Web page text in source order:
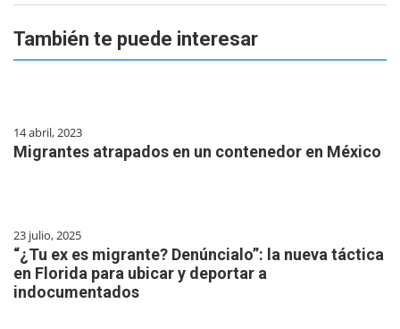
También te puede interesar
14 abril, 2023
Migrantes atrapados en un contenedor en México
23 julio, 2025
“¿Tu ex es migrante? Denúncialo”: la nueva táctica
en Florida para ubicar y deportar a
indocumentados